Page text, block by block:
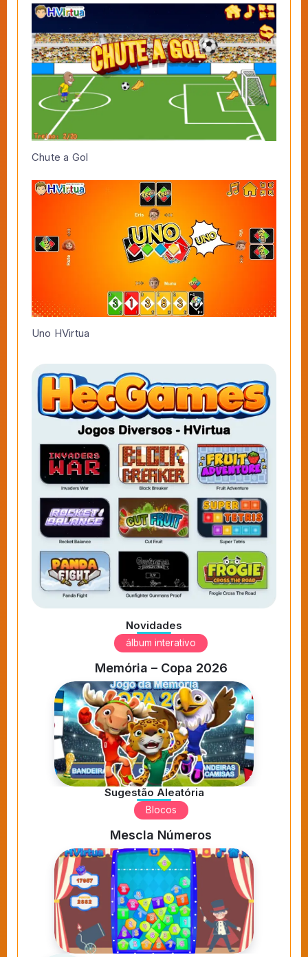
Chute a Gol
Uno HVirtua
Novidades
álbum interativo
Memória – Copa 2026
Sugestão Aleatória
Blocos
Mescla Números